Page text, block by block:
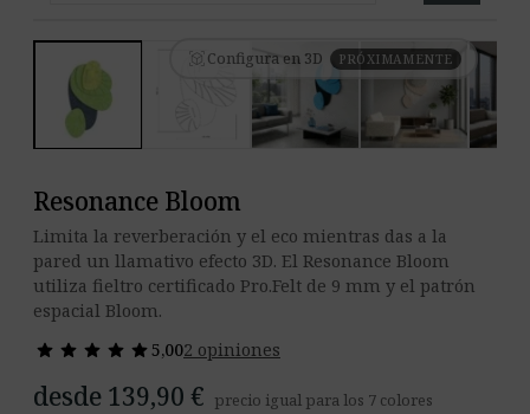
view_in_ar Configura en 3D PRÓXIMAMENTE
Resonance Bloom
Limita la reverberación y el eco mientras das a la
pared un llamativo efecto 3D. El Resonance Bloom
utiliza fieltro certificado Pro.Felt de 9 mm y el patrón
espacial Bloom.
star star star star star
star star star star star5,002 opiniones
desde 139,90 € precio igual para los 7 colores